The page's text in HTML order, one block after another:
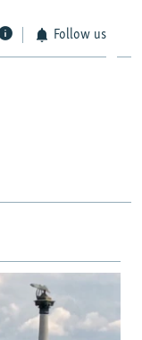
Follow us